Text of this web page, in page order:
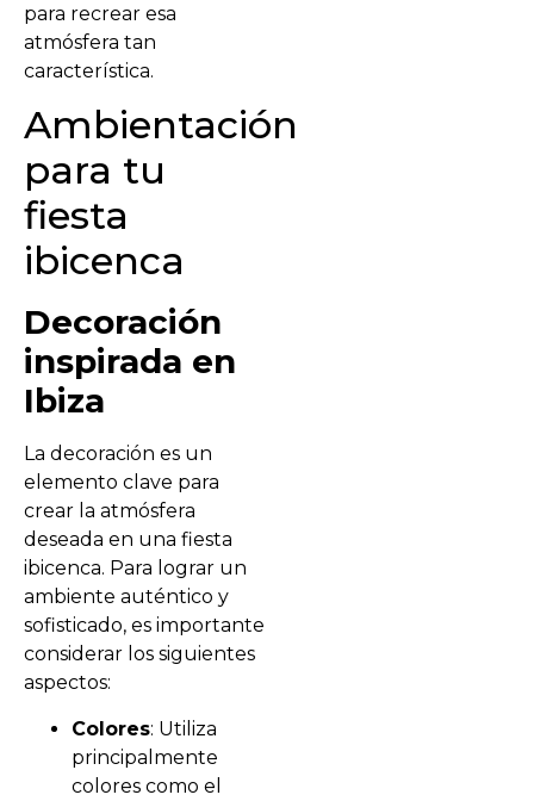
para recrear esa
atmósfera tan
característica.
Ambientación
para tu
fiesta
ibicenca
Decoración
inspirada en
Ibiza
La decoración es un
elemento clave para
crear la atmósfera
deseada en una fiesta
ibicenca. Para lograr un
ambiente auténtico y
sofisticado, es importante
considerar los siguientes
aspectos:
Colores: Utiliza
principalmente
colores como el